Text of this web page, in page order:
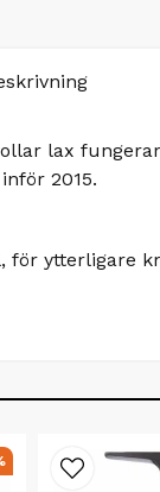
lax
2015.
för ytterligare